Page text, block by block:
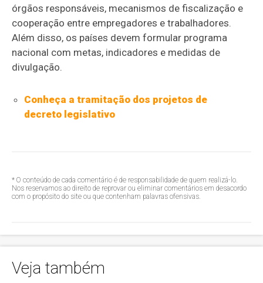
órgãos responsáveis, mecanismos de fiscalização e
cooperação entre empregadores e trabalhadores.
Além disso, os países devem formular programa
nacional com metas, indicadores e medidas de
divulgação.
Conheça a tramitação dos projetos de
decreto legislativo
* O conteúdo de cada comentário é de responsabilidade de quem realizá-lo.
Nos reservamos ao direito de reprovar ou eliminar comentários em desacordo
com o propósito do site ou que contenham palavras ofensivas.
Veja também